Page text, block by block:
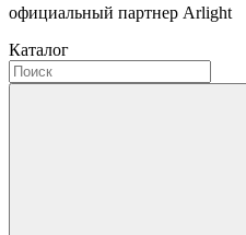
официальный партнер Arlight
Каталог